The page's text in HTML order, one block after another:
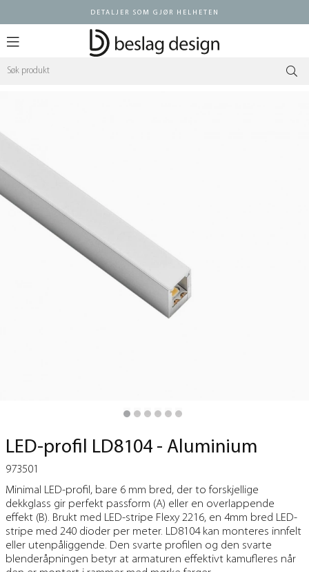
DETALJER SOM GJØR HELHETEN
LED-profil LD8104 - Aluminium
973501
Minimal LED-profil, bare 6 mm bred, der to forskjellige
dekkglass gir perfekt passform (A) eller en overlappende
effekt (B). Brukt med LED-stripe Flexy 2216, en 4mm bred LED-
stripe med 240 dioder per meter. LD8104 kan monteres innfelt
eller utenpåliggende. Den svarte profilen og den svarte
blenderåpningen betyr at armaturen effektivt kamufleres når